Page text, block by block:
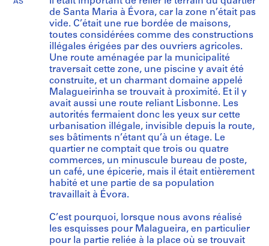
AS
de Santa Maria à Évora, car la zone n’était pas
vide. C’était une rue bordée de maisons,
toutes considérées comme des constructions
illégales érigées par des ouvriers agricoles.
Une route aménagée par la municipalité
traversait cette zone, une piscine y avait été
construite, et un charmant domaine appelé
Malagueirinha se trouvait à proximité. Et il y
avait aussi une route reliant Lisbonne. Les
autorités fermaient donc les yeux sur cette
urbanisation illégale, invisible depuis la route,
ses bâtiments n’étant qu’à un étage. Le
quartier ne comptait que trois ou quatre
commerces, un minuscule bureau de poste,
un café, une épicerie, mais il était entièrement
habité et une partie de sa population
travaillait à Évora.
C’est pourquoi, lorsque nous avons réalisé
les esquisses pour Malagueira, en particulier
pour la partie reliée à la place où se trouvait